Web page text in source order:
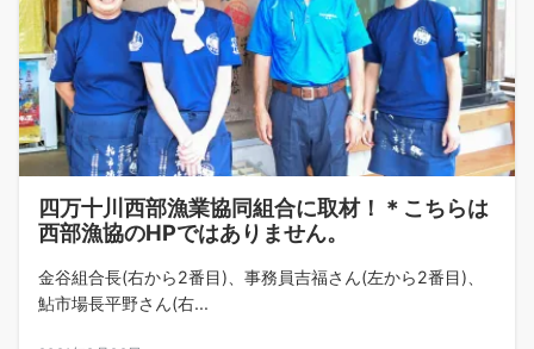
四万十川西部漁業協同組合に取材！＊こちらは
西部漁協のHPではありません。
金谷組合長(右から2番目)、事務員吉福さん(左から2番目)、
鮎市場長平野さん(右...